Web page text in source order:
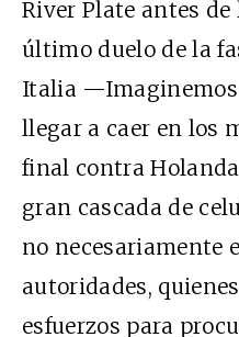
River Plate antes
último duelo de la
Italia —Imaginemos
llegar a caer en los
final contra
gran cascada de
no necesariamente
autoridades,
esfuerzos para